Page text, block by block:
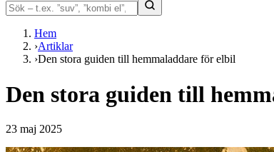
Hem
›Artiklar
›Den stora guiden till hemmaladdare för elbil
Den stora guiden till
23 maj 2025